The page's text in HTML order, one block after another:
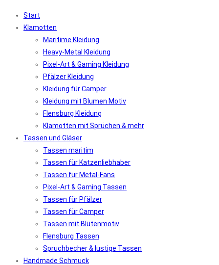
Start
Klamotten
Maritime Kleidung
Heavy-Metal Kleidung
Pixel-Art & Gaming Kleidung
Pfälzer Kleidung
Kleidung für Camper
Kleidung mit Blumen Motiv
Flensburg Kleidung
Klamotten mit Sprüchen & mehr
Tassen und Gläser
Tassen maritim
Tassen für Katzenliebhaber
Tassen für Metal-Fans
Pixel-Art & Gaming Tassen
Tassen für Pfälzer
Tassen für Camper
Tassen mit Blütenmotiv
Flensburg Tassen
Spruchbecher & lustige Tassen
Handmade Schmuck